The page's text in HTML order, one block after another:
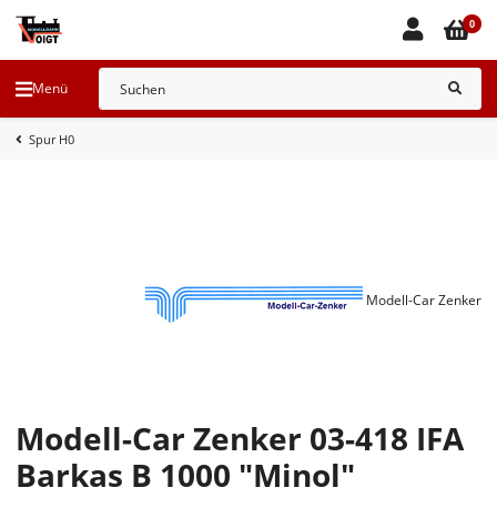
Menü
0
Spur H0
Modell-Car Zenker 03-418 IFA
Barkas B 1000 "Minol"
Modell-Car Zenker